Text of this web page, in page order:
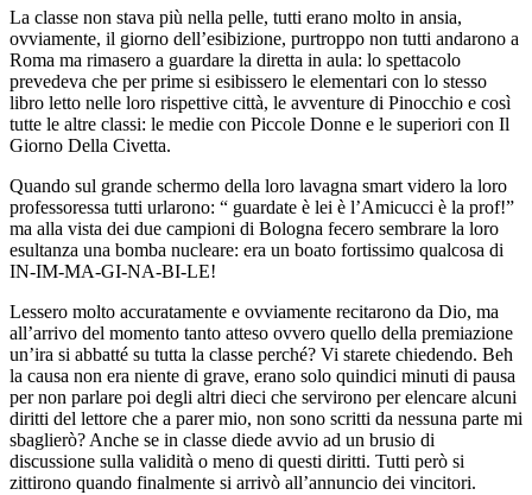
La classe non stava più nella pelle, tutti erano molto in ansia,
ovviamente, il giorno dell’esibizione, purtroppo non tutti andarono a
Roma ma rimasero a guardare la diretta in aula: lo spettacolo
prevedeva che per prime si esibissero le elementari con lo stesso
libro letto nelle loro rispettive città, le avventure di Pinocchio e così
tutte le altre classi: le medie con Piccole Donne e le superiori con Il
Giorno Della Civetta.
Quando sul grande schermo della loro lavagna smart videro la loro
professoressa tutti urlarono: “ guardate è lei è l’Amicucci è la prof!”
ma alla vista dei due campioni di Bologna fecero sembrare la loro
esultanza una bomba nucleare: era un boato fortissimo qualcosa di
IN-IM-MA-GI-NA-BI-LE!
Lessero molto accuratamente e ovviamente recitarono da Dio, ma
all’arrivo del momento tanto atteso ovvero quello della premiazione
un’ira si abbatté su tutta la classe perché? Vi starete chiedendo. Beh
la causa non era niente di grave, erano solo quindici minuti di pausa
per non parlare poi degli altri dieci che servirono per elencare alcuni
diritti del lettore che a parer mio, non sono scritti da nessuna parte mi
sbaglierò? Anche se in classe diede avvio ad un brusio di
discussione sulla validità o meno di questi diritti. Tutti però si
zittirono quando finalmente si arrivò all’annuncio dei vincitori.